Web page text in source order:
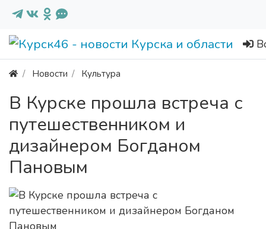
Новости Культура
В Курске прошла встреча с
путешественником и
дизайнером Богданом
Пановым